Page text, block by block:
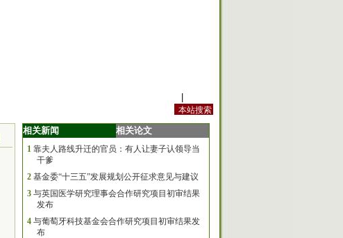
相关新闻 相关论文
1 靠夫人路线升迁的官员：有人让妻子认领导当
干爹
2 基金委“十三五”发展规划公开征求意见与建议
3 与英国医学研究理事会合作研究项目初审结果
发布
4 与葡萄牙科技基金会合作研究项目初审结果发
布